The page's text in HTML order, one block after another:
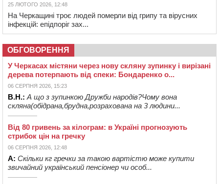
25 ЛЮТОГО 2026, 12:48
На Черкащині троє людей померли від грипу та вірусних
інфекцій: епідпоріг зах...
ОБГОВОРЕННЯ
У Черкасах містяни через нову скляну зупинку і вирізані
дерева потерпають від спеки: Бондаренко о...
06 СЕРПНЯ 2026, 15:23
В.Н.: А що з зупинкою Дружби народів?Чому вона
скляна(обідрана,брудна,розрахована на 3 людини...
Від 80 гривень за кілограм: в Україні прогнозують
стрибок цін на гречку
06 СЕРПНЯ 2026, 12:48
А: Скільки кг гречки за такою вартістю може купити
звичайний український пенсіонер чи особ...